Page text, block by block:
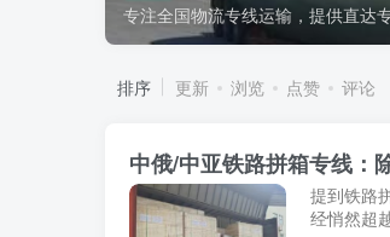
专注全国物流专线运输，提供直达
排序 更新 浏览 点赞 评论
中俄/中亚铁路拼箱专线：
提到铁路
经悄然超